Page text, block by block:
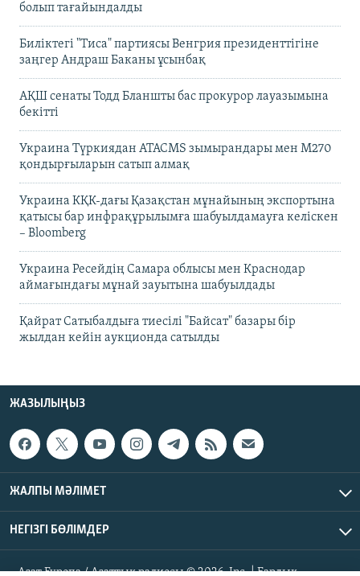
болып тағайындалды
Биліктегі "Тиса" партиясы Венгрия президенттігіне
заңгер Андраш Баканы ұсынбақ
АҚШ сенаты Тодд Бланшты бас прокурор лауазымына
бекітті
Украина Түркиядан ATACMS зымырандары мен M270
қондырғыларын сатып алмақ
Украина КҚК-дағы Қазақстан мұнайының экспортына
қатысы бар инфрақұрылымға шабуылдамауға келіскен
– Bloomberg
Украина Ресейдің Самара облысы мен Краснодар
аймағындағы мұнай зауытына шабуылдады
Қайрат Сатыбалдыға тиесілі "Байсат" базары бір
жылдан кейін аукционда сатылды
ЖАЗЫЛЫҢЫЗ
ЖАЛПЫ МӘЛІМЕТ
НЕГІЗГІ БӨЛІМДЕР
Азат Еуропа / Азаттық радиосы © 2026, Inc. | Барлық